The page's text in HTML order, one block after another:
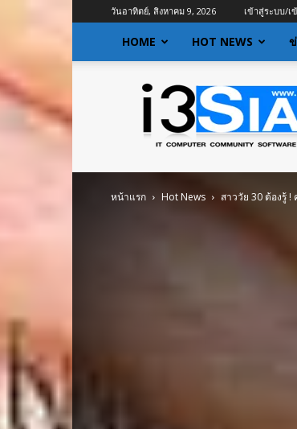
วันอาทิตย์, สิงหาคม 9, 2026 เข้าสู่ระบบ/เ
HOME HOT NEWS
I3siam
ข่าว
ไอที
ข้อมูล
ข่าวสาร
หน้าแรก Hot News สาววัย 30 ต้องรู้ !